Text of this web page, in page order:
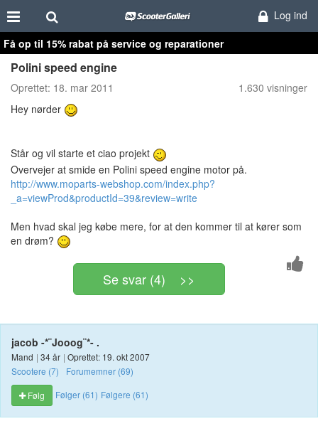
Log ind
Få op til 15% rabat på service og reparationer
Polini speed engine
Oprettet: 18. mar 2011
1.630 visninger
Hey nørder
Står og vil starte et ciao projekt
Overvejer at smide en Polini speed engine motor på.
http://www.moparts-webshop.com/index.php?
_a=viewProd&productId=39&review=write
Men hvad skal jeg købe mere, for at den kommer til at kører som
en drøm?
Se svar (4) >>
jacob -*¨Jooog¨*- .
Mand | 34 år | Oprettet: 19. okt 2007
Scootere (7)
Forumemner (69)
Følg
Følger (61) Følgere (61)